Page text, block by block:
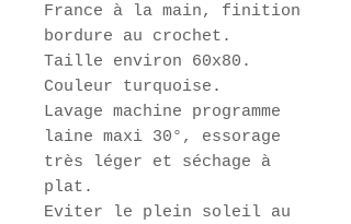
France à la main, finition
bordure au crochet.
Taille environ 60x80.
Couleur turquoise.
Lavage machine programme
laine maxi 30°, essorage
très léger et séchage à
plat.
Eviter le plein soleil au